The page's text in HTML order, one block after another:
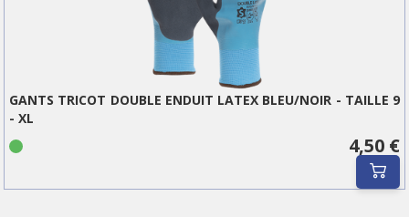
GANTS TRICOT DOUBLE ENDUIT LATEX BLEU/NOIR - TAILLE 9
- XL
4,50 €